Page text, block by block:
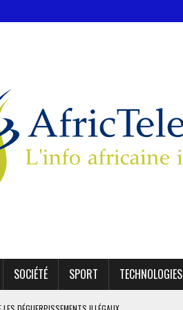
SOCIÉTÉ SPORT TECHNOLOGIES